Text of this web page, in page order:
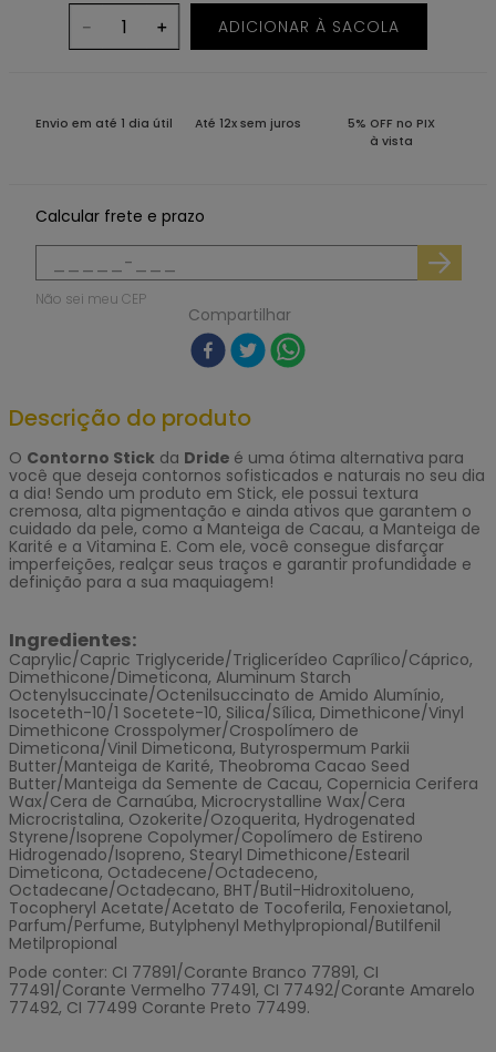
＋
－ ADICIONAR À SACOLA
Envio em até 1 dia útil Até 12x sem juros
5% OFF no PIX
à vista
Calcular frete e prazo
Não sei meu CEP
Compartilhar
Descrição do produto
O Contorno Stick da Dride é uma ótima alternativa para
você que deseja contornos sofisticados e naturais no seu dia
a dia! Sendo um produto em Stick, ele possui textura
cremosa, alta pigmentação e ainda ativos que garantem o
cuidado da pele, como a Manteiga de Cacau, a Manteiga de
Karité e a Vitamina E. Com ele, você consegue disfarçar
imperfeições, realçar seus traços e garantir profundidade e
definição para a sua maquiagem!
Ingredientes:
Caprylic/Capric Triglyceride/Triglicerídeo Caprílico/Cáprico,
Dimethicone/Dimeticona, Aluminum Starch
Octenylsuccinate/Octenilsuccinato de Amido Alumínio,
Isoceteth-10/1 Socetete-10, Silica/Sílica, Dimethicone/Vinyl
Dimethicone Crosspolymer/Crospolímero de
Dimeticona/Vinil Dimeticona, Butyrospermum Parkii
Butter/Manteiga de Karité, Theobroma Cacao Seed
Butter/Manteiga da Semente de Cacau, Copernicia Cerifera
Wax/Cera de Carnaúba, Microcrystalline Wax/Cera
Microcristalina, Ozokerite/Ozoquerita, Hydrogenated
Styrene/Isoprene Copolymer/Copolímero de Estireno
Hidrogenado/Isopreno, Stearyl Dimethicone/Estearil
Dimeticona, Octadecene/Octadeceno,
Octadecane/Octadecano, BHT/Butil-Hidroxitolueno,
Tocopheryl Acetate/Acetato de Tocoferila, Fenoxietanol,
Parfum/Perfume, Butylphenyl Methylpropional/Butilfenil
Metilpropional
Pode conter: CI 77891/Corante Branco 77891, CI
77491/Corante Vermelho 77491, CI 77492/Corante Amarelo
77492, CI 77499 Corante Preto 77499.